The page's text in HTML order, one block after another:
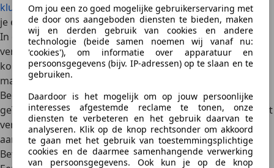
Om jou een zo goed mogelijke gebruikerservaring met
de door ons aangeboden diensten te bieden, maken
wij en derden gebruik van cookies en andere
technologie (beide samen noemen wij vanaf nu:
'cookies'), om informatie over apparatuur en
persoonsgegevens (bijv. IP-adressen) op te slaan en te
gebruiken.
Daardoor is het mogelijk om op jouw persoonlijke
interesses afgestemde reclame te tonen, onze
diensten te verbeteren en het gebruik daarvan te
analyseren. Klik op de knop rechtsonder om akkoord
te gaan met het gebruik van toestemmingsplichtige
cookies en de daarmee samenhangende verwerking
van persoonsgegevens. Ook kun je op de knop
klus
zijn. Zo kan het bijvoorbeeld een tijdje duren voordat
je een koper gevonden hebt.
In de tussentijd kun je eenhoop mails en telefoontjes
verwachten van geïnteresseerden. Er zullen potentiële
kopers zijn die graag eersteen proefritjewillen maken,
maar
niet iedereen heeft serieuze interesse
Bedenk dat dit tijdrovend kan zijn, aangezien veel
geïnteresseerden uiteindelijk je auto niet zullen kopen.
Het
vergt gedulden inzet om je auto uiteindelijk te verkopen
aan de juiste persoon.
Betaling en overdracht: hier let je op